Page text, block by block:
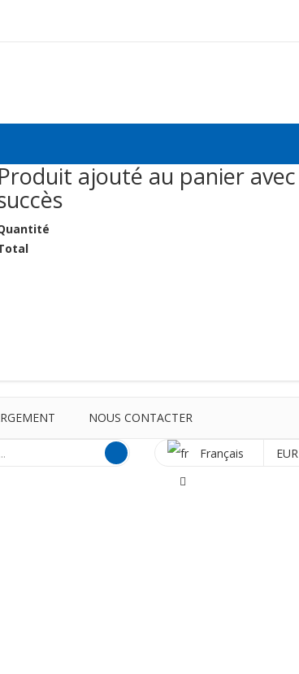
Produit ajouté au panier avec
NOUS CONTACTER
Français EUR